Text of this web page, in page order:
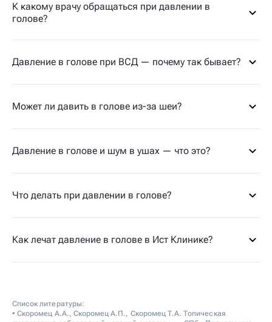
К какому врачу обращаться при давлении в
голове?
Давление в голове при ВСД — почему так бывает?
Может ли давить в голове из-за шеи?
Давление в голове и шум в ушах — что это?
Что делать при давлении в голове?
Как лечат давление в голове в Ист Клинике?
Список литературы:
• Скоромец А.А., Скоромец А.П., Скоромец Т.А. Топическая